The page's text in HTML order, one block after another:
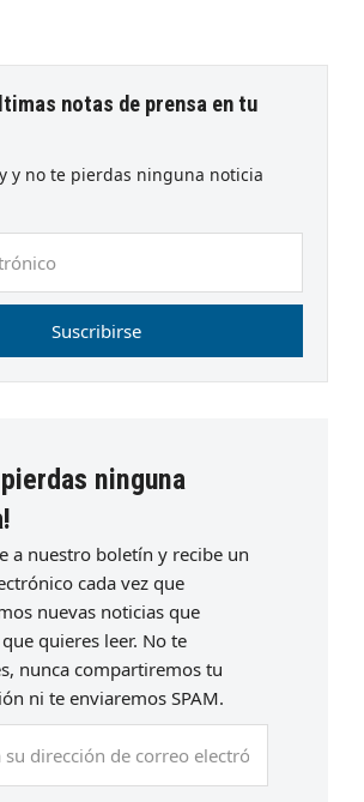
notas de prensa en tu
y no te pierdas ninguna noticia
Suscribirse
ninguna
a nuestro boletín y recibe un
cada vez que
nuevas noticias que
quieres leer. No te
nunca compartiremos tu
ni te enviaremos SPAM.